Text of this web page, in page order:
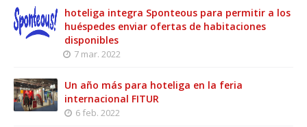
hoteliga integra Sponteous para permitir a los
huéspedes enviar ofertas de habitaciones
disponibles
7 mar. 2022
Un año más para hoteliga en la feria
internacional FITUR
6 feb. 2022